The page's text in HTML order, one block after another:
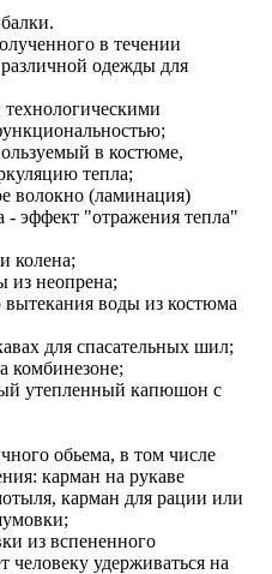
в течении
одежды для
в костюме,
тепла;
волокно (ламинация)
- эффект "отражения тепла"
колена;
из неопрена;
вытекания воды из костюма
для спасательных шил;
комбинезоне;
утепленный капюшон с
обьема, в том числе
карман на рукаве
карман для рации или
из вспененного
человеку удерживаться на